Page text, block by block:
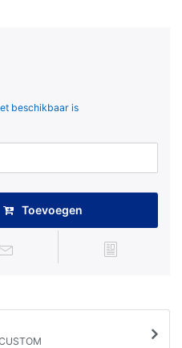
beschikbaar is
Toevoegen